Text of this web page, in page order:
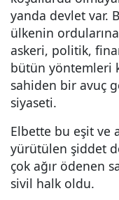
yanda devlet var.
ülkenin ordularına
askeri, politik,
bütün yöntemleri
sahiden bir avuç
siyaseti.
Elbette bu eşit ve
yürütülen şiddet
çok ağır ödenen
sivil halk oldu.